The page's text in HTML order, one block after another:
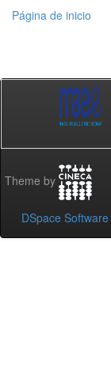
Página de inicio
Theme by
DSpace Software